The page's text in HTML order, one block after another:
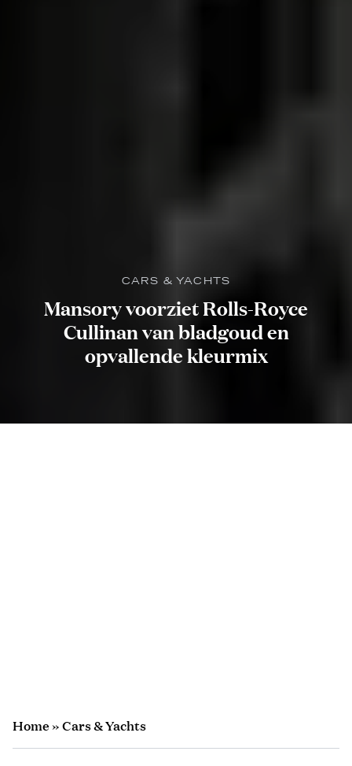
CARS & YACHTS
Mansory voorziet Rolls-Royce
Cullinan van bladgoud en
opvallende kleurmix
Home»Cars & Yachts